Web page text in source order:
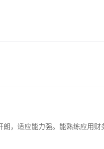
，适应能力强。能熟练应用财